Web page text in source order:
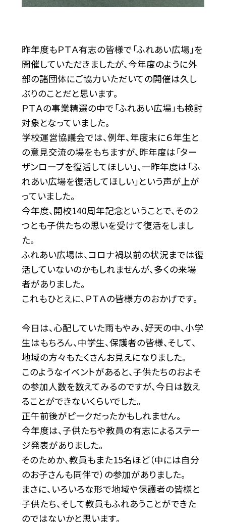
昨年度もＰＴＡ有志の皆様で「ふれあい広場」を
開催していただきましたが、今年度のように外
部の諸団体にご協力いただいての開催は久し
ぶりのことだと思います。
ＰＴＡの事業精選の中で「ふれあい広場」も検討
対象となっていました。
学校運営協議会では、例年、年度末に６年生と
の意見交流の場をもちますが、昨年度は「ター
ザンロープを復活してほしい」、一昨年度は「ふ
れあい広場を復活してほしい」という声が上が
っていました。
今年度、開校140周年記念ということで、その２
つとも子供たちの思いを受けて復活をしまし
た。
ふれあい広場は、コロナ禍以前の状況までは復
活していないのかもしれませんが、多くの来場
者がありました。
これもひとえに、ＰＴＡの皆様方のおかげです。
今日は、心配していた雨もやみ、好天の中、小学
生はもちろん、中学生、保護者の皆様、そして、
地域の方々もたくさんお見えになりました。
このようなイベントがあると、子供たちのおよそ
の参加人数を数えてみるのですが、今日は数え
ることができないくらいでした。
正午前後がピークだったかもしれません。
今年度は、子供たちや教員の有志によるステー
ジ発表がありました。
そのためか、教員もまた15名ほど（中には自分
のお子さんも同伴で）の参加がありました。
まさに、いろいろな形で地域や保護者の皆様と
子供たち、そして教員もふれあうことができた
のではないかと思います。